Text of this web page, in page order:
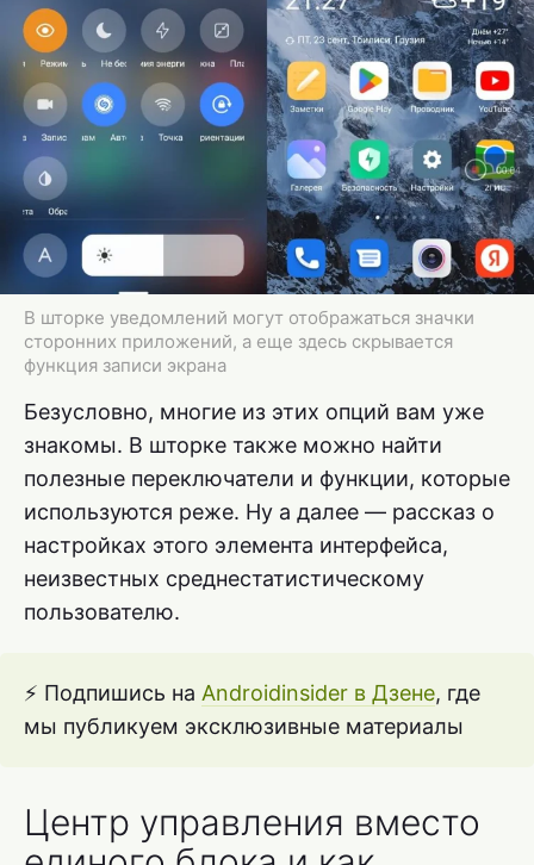
В шторке уведомлений могут отображаться значки
сторонних приложений, а еще здесь скрывается
функция записи экрана
Безусловно, многие из этих опций вам уже
знакомы. В шторке также можно найти
полезные переключатели и функции, которые
используются реже. Ну а далее — рассказ о
настройках этого элемента интерфейса,
неизвестных среднестатистическому
пользователю.
⚡ Подпишись на Androidinsider в Дзене, где
мы публикуем эксклюзивные материалы
Центр управления вместо